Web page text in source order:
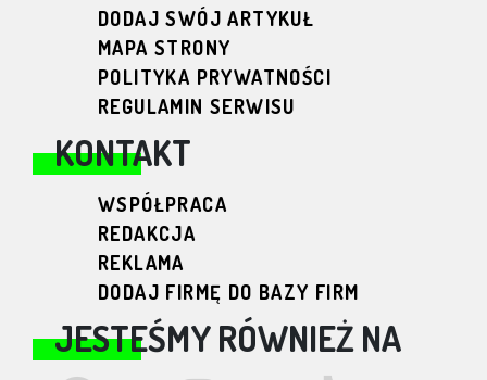
DODAJ SWÓJ ARTYKUŁ
MAPA STRONY
POLITYKA PRYWATNOŚCI
REGULAMIN SERWISU
KONTAKT
WSPÓŁPRACA
REDAKCJA
REKLAMA
DODAJ FIRMĘ DO BAZY FIRM
JESTEŚMY RÓWNIEŻ NA